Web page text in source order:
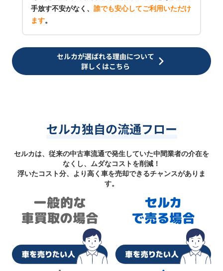
手放す不安がなく、 誰でも安心してご利用いただけ
ます。
セルカが選ばれる理由について
詳しくはこちら
セルカ独自の流通フロー
セルカは、従来の中古車流通で発生していた中間業者の介在を
なくし、ムダなコストを削減！
浮いたコスト分、より高く車を売却できるチャンスがありま
す。